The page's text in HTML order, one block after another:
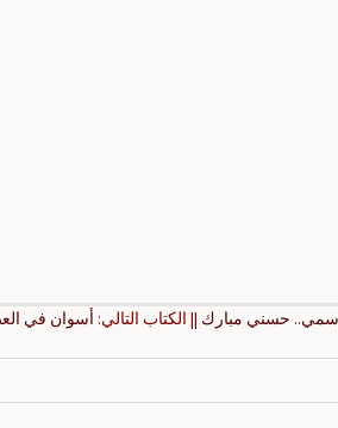
حسني مبارك || الكتاب التالي: أسوان في